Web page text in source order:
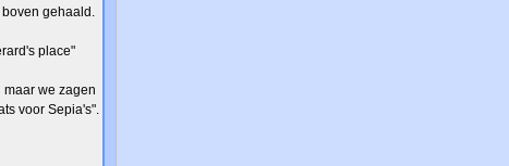
gehaald.
place"
we zagen
voor Sepia's".